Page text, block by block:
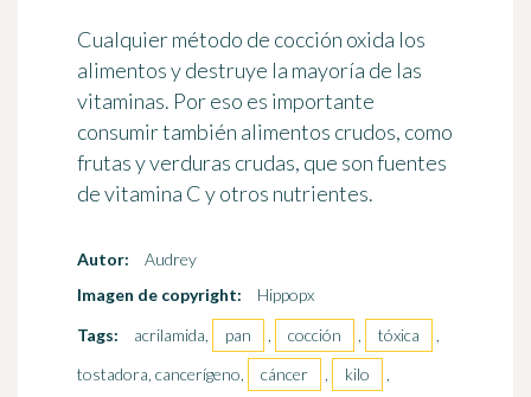
Cualquier método de cocción oxida los
alimentos y destruye la mayoría de las
vitaminas. Por eso es importante
consumir también alimentos crudos, como
frutas y verduras crudas, que son fuentes
de vitamina C y otros nutrientes.
Autor:
Audrey
Imagen de copyright:
Hippopx
Tags:
acrilamida, pan , cocción , tóxica
,
tostadora, cancerígeno,
cáncer , kilo
,